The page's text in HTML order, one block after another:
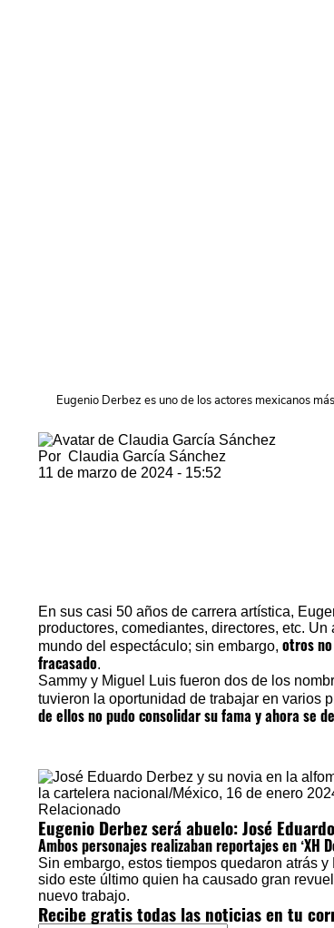
Eugenio Derbez es uno de los actores mexicanos
Por Claudia García Sánchez
11 de marzo de 2024 - 15:52
En sus casi 50 años de carrera artística,
productores, comediantes, directores, etc.
mundo del espectáculo; sin embargo, otros
fracasado.
Sammy y Miguel Luis fueron dos de los
tuvieron la oportunidad de trabajar en varios
de ellos no pudo consolidar su fama y ahora se
Relacionado
Eugenio Derbez será abuelo: José
Ambos personajes realizaban reportajes en ‘XH
Sin embargo, estos tiempos quedaron atrás
sido este último quien ha causado gran
nuevo trabajo.
Recibe gratis todas las noticias en tu